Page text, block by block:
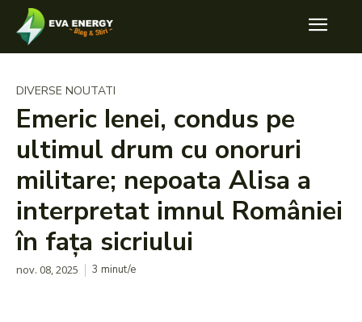
DIVERSE NOUTATI
Emeric Ienei, condus pe
ultimul drum cu onoruri
militare; nepoata Alisa a
interpretat imnul României
în fața sicriului
nov. 08, 2025 3 minut/e